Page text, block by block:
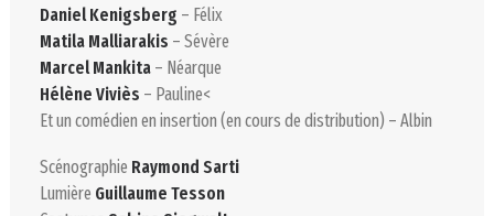
Daniel Kenigsberg – Félix
Matila Malliarakis – Sévère
Marcel Mankita – Néarque
Hélène Viviès – Pauline<
Et un comédien en insertion (en cours de distribution) – Albin
Scénographie Raymond Sarti
Lumière Guillaume Tesson